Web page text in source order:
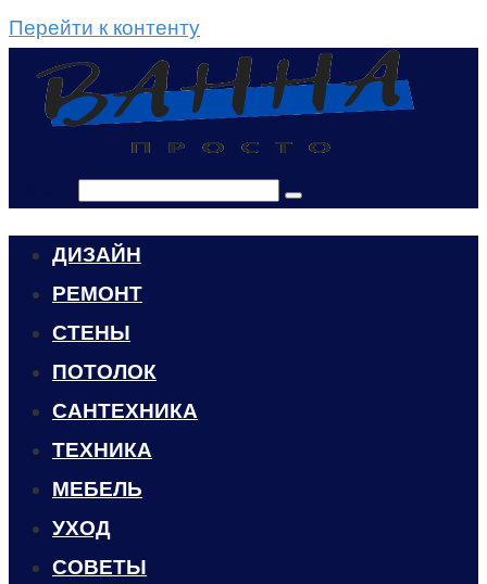
Перейти к контенту
ДИЗАЙН
РЕМОНТ
СТЕНЫ
ПОТОЛОК
САНТЕХНИКА
ТЕХНИКА
МЕБЕЛЬ
УХОД
CОВЕТЫ